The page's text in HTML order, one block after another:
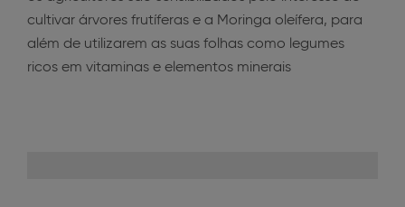
cultivar árvores frutíferas e a Moringa oleífera, para
além de utilizarem as suas folhas como legumes
ricos em vitaminas e elementos minerais